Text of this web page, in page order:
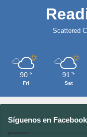
Scattered
90 ℉
Fri
91 ℉
Sat
Síguenos en Facebook